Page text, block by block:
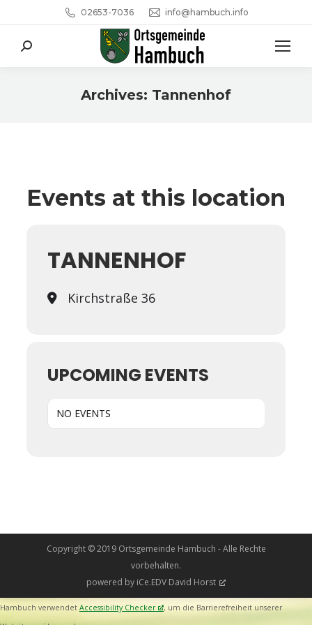
02653-7036 info@hambuch.info
Search:
Archives: Tannenhof
Events at this location
TANNENHOF
Kirchstraße 36
UPCOMING EVENTS
NO EVENTS
Copyright © 2019 Ortsgemeinde Hambuch - Alle Rechte
vorbehalten.
powered by iCe.EDV David Horst
Hambuch verwendet Accessibility Checker
, um die Barrierefreiheit unserer